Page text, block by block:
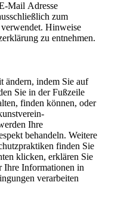
Mail Adresse
zum
verwendet. Hinweise
zu entnehmen.
ändern, indem Sie auf
Sie in der Fußzeile
finden können, oder
Ihre
behandeln. Weitere
finden Sie
klicken, erklären Sie
Ihre Informationen in
verarbeiten